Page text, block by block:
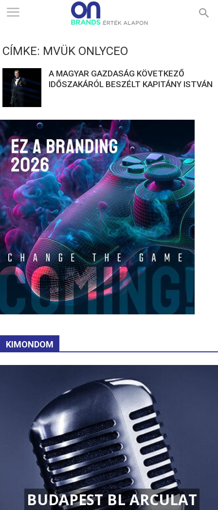
ONBRANDS
ÉRTÉK
ALAPON
CÍMKE: MVÜK ONLYCEO
A MAGYAR GAZDASÁG KÖVETKEZŐ
IDŐSZAKÁRÓL BESZÉLT KAPITÁNY ISTVÁN
KIMONDOM
BUDAPEST BL ARCULAT